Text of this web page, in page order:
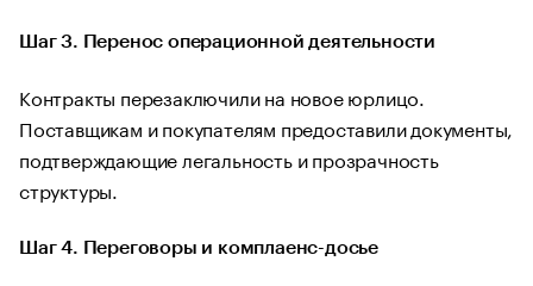
Шаг 3. Перенос операционной деятельности
Контракты перезаключили на новое юрлицо.
Поставщикам и покупателям предоставили документы,
подтверждающие легальность и прозрачность
структуры.
Шаг 4. Переговоры и комплаенс-досье